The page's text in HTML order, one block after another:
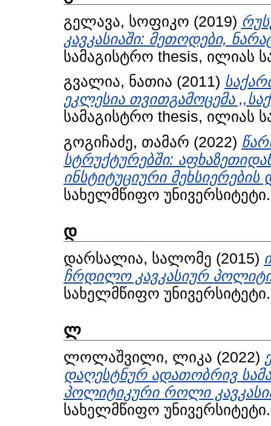
გელავა, სოფიკო (2019)
კავკასიაში: მეთოდები,
სამაგისტრო thesis, ილიას
გვალია, ნათია (2011)
ეკლესია თვითგამოცემა
სამაგისტრო thesis, ილიას
გოგიჩაძე, თამარ (2022)
სტრუქტურებში:
ინსტიტუციური მეხსიერების
სახელმწიფო უნივერსიტეტი.
დ
დარსალია, სალომე (2015)
ჩრდილო კავკასიურ
სახელმწიფო უნივერსიტეტი.
ლ
ლოლაშვილი, ლიკა (2022)
დაღესტნურ ადათობრივ
პოლიტიკური როლი
სახელმწიფო უნივერსიტეტი.